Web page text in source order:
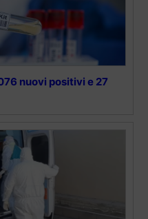
nuovi positivi e 27